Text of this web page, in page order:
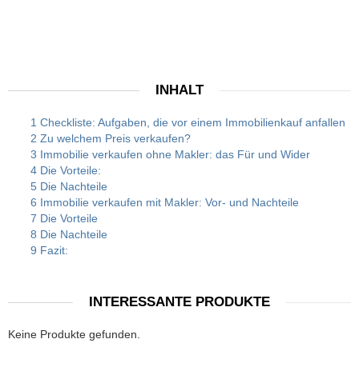
INHALT
1 Checkliste: Aufgaben, die vor einem Immobilienkauf anfallen
2 Zu welchem Preis verkaufen?
3 Immobilie verkaufen ohne Makler: das Für und Wider
4 Die Vorteile:
5 Die Nachteile
6 Immobilie verkaufen mit Makler: Vor- und Nachteile
7 Die Vorteile
8 Die Nachteile
9 Fazit:
INTERESSANTE PRODUKTE
Keine Produkte gefunden.